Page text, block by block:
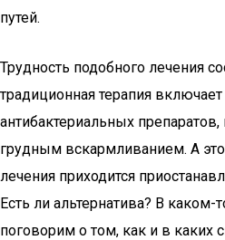
путей.
Трудность подобного лечения
традиционная терапия
антибактериальных
грудным вскармливанием. А это
лечения приходится
Есть ли альтернатива? В
поговорим о том, как и в каких